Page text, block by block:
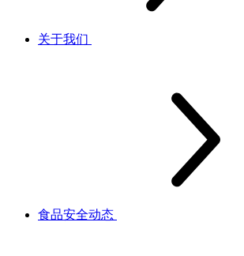
关于我们
食品安全动态